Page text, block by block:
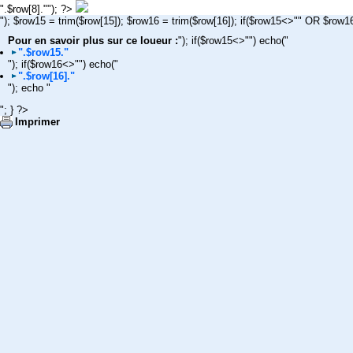
".$row[8].""); ?>
"); $row15 = trim($row[15]); $row16 = trim($row[16]); if($row15<>"" OR
Pour en savoir plus sur ce loueur :"); if($row15<>"") echo("
".$row15."
"); if($row16<>"") echo("
".$row[16]."
"); echo "
"; } ?>
Imprimer